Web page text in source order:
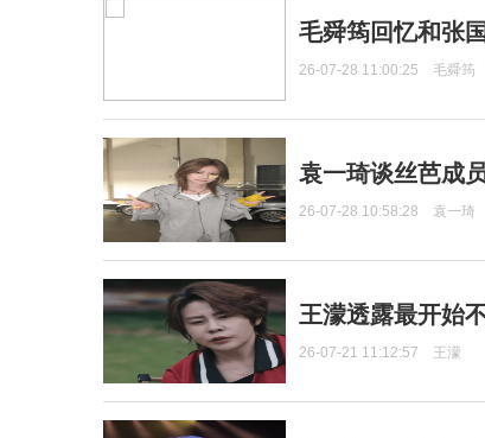
毛舜筠回忆和张
26-07-28 11:00:25 毛舜筠
袁一琦谈丝芭成
26-07-28 10:58:28 袁一琦
王濛透露最开始
26-07-21 11:12:57 王濛